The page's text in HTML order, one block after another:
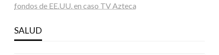
fondos de EE.UU. en caso TV Azteca
SALUD